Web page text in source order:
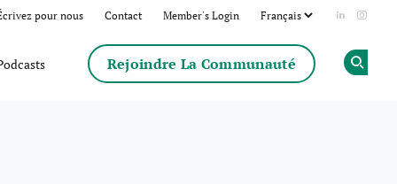
pour nous Contact Member's Login Add us
Rejoindre La Communauté